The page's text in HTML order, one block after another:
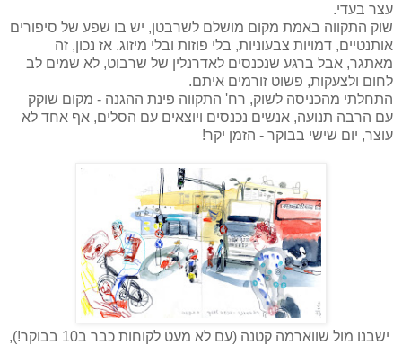
עצר בעדי.
שוק התקווה באמת מקום מושלם לשרבטן, יש בו שפע של סיפורים
אותנטיים, דמויות צבעוניות, בלי פוזות ובלי מיזוג. אז נכון, זה
מאתגר, אבל ברגע שנכנסים לאדרנלין של שרבוט, לא שמים לב
לחום ולצעקות, פשוט זורמים איתם.
התחלתי מהכניסה לשוק, רח' התקווה פינת ההגנה - מקום שוקק
עם הרבה תנועה, אנשים נכנסים ויוצאים עם הסלים, אף אחד לא
עוצר, יום שישי בבוקר - הזמן יקר!
ישבנו מול שווארמה קטנה (עם לא מעט לקוחות כבר ב10 בבוקר!),